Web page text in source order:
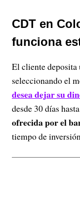
CDT en
funciona
El cliente deposita
seleccionando el
desea dejar su
desde 30 días
ofrecida por el
tiempo de